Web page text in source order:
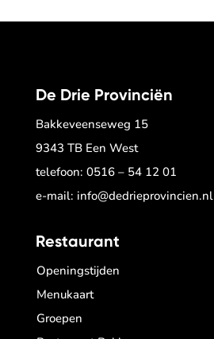
De Drie Provinciën
Bakkeveenseweg 15
9343 TB Een West
telefoon: 0516 – 54 12 01
e-mail: info@dedrieprovincien.nl
Restaurant
Openingstijden
Menukaart
Groepen